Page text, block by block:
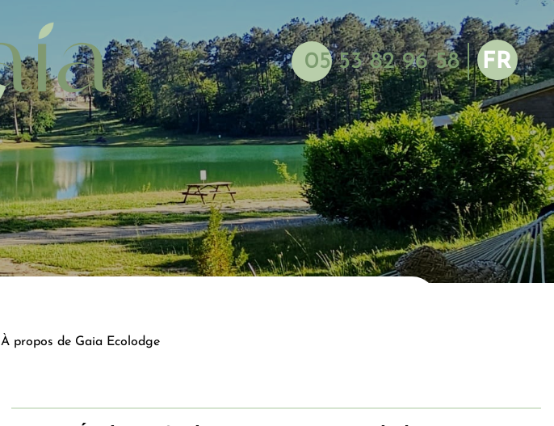
05 53 82 96 58
NL
EN
FR
ES
DE
À propos de Gaia Ecolodge